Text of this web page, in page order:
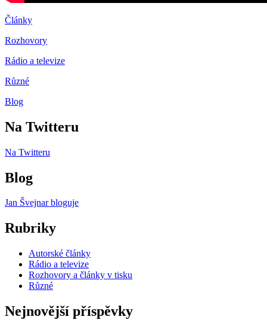
Články
Rozhovory
Rádio a televize
Různé
Blog
Na Twitteru
Na Twitteru
Blog
Jan Švejnar bloguje
Rubriky
Autorské články
Rádio a televize
Rozhovory a články v tisku
Různé
Nejnovější příspěvky